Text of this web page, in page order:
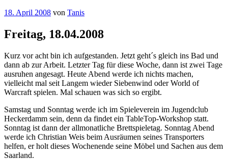
Veröffentlicht
18. April 2008 von Tanis
Freitag, 18.04.2008
Kurz vor acht bin ich aufgestanden. Jetzt geht´s gleich ins Bad und
dann ab zur Arbeit. Letzter Tag für diese Woche, dann ist zwei Tage
ausruhen angesagt. Heute Abend werde ich nichts machen,
vielleicht mal seit Langem wieder Siebenwind oder World of
Warcraft spielen. Mal schauen was sich so ergibt.
Samstag und Sonntag werde ich im Spieleverein im Jugendclub
Heckerdamm sein, denn da findet ein TableTop-Workshop statt.
Sonntag ist dann der allmonatliche Brettspieletag. Sonntag Abend
werde ich Christian Weis beim Ausräumen seines Transporters
helfen, er holt dieses Wochenende seine Möbel und Sachen aus dem
Saarland.